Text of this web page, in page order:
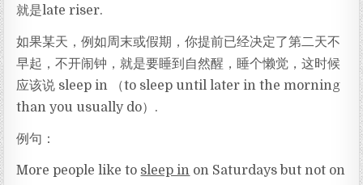
o
就是late riser.
如果某天，例如周末或假期，你提前已经决定了第二天不
早起，不开闹钟，就是要睡到自然醒，睡个懒觉，这时候
应该说 sleep in （to sleep until later in the morning
than you usually do）.
例句：
More people like to sleep in on Saturdays but not on